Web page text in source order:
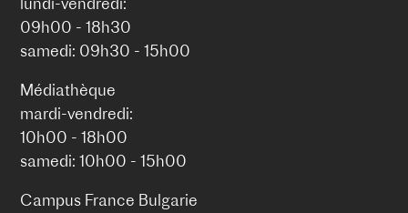
09h00 - 18h30
samedi: 09h30 - 15h00
Médiathèque
mardi-vendredi:
10h00 - 18h00
samedi: 10h00 - 15h00
Campus France Bulgarie